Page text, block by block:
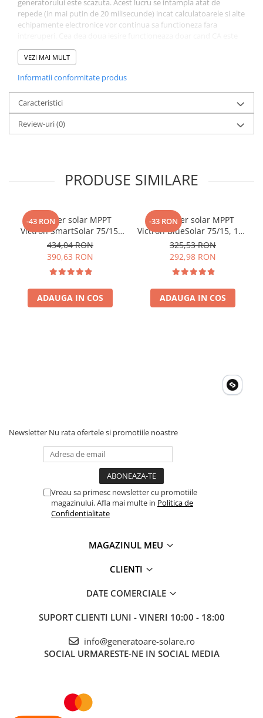
generatorului este scazuta. Acest lucru se intampla atat de
repede (in mai putin de 20 milisecunde) incat calculatoarele si alte
echipamente electronice vor continua sa functioneza fara
disponibil la una dintre intrarile Multiplus-ului.
Pe langa conectarea in paralel a invertoarelor pentru instalatii
iesire trifazica. Dar conectarea nu se limiteaza aici: pana la 6 seturi
de 3 unitati pot fi conectate in paralel pentru un invertor mare de
75 kW / 90 kVA si o capacitate de incarcare mai mare de 2000 A.
Selectie specificatii tehnice:
Puterea AC la 25°C (VA) 3000;
Tensiunea de intrare (V DC) 19 - 33;
Temperatura de operare
-40 to +65°C;
Dimensiune (mm) 362 x 258 x 218;
Greutate (Kg) 18;
Va rugam sa consultati cartea tehnica pentru detalii
complete!
VEZI MAI MULT
Informatii conformitate produs
Caracteristici
Review-uri(0)
PRODUSE SIMILARE
-43 RON
Controler solar MPPT
Victron SmartSolar 75/15,
15A 12V/24V, cu Bluetooth
integrat
434,04 RON
390,63 RON
ADAUGA IN COS
-33 RON
Controler solar MPPT
Victron BlueSolar 75/15, 15A
pentru sisteme solare 12V
si 24V
325,53 RON
292,98 RON
ADAUGA IN COS
Newsletter Nu rata ofertele si promotiile noastre
Vreau sa primesc newsletter cu promotiile
magazinului. Afla mai multe in Politica de
Confidentialitate
MAGAZINUL MEU
CLIENTI
DATE COMERCIALE
SUPORT CLIENTI LUNI - VINERI 10:00 - 18:00
info@generatoare-solare.ro
SOCIAL URMARESTE-NE IN SOCIAL MEDIA